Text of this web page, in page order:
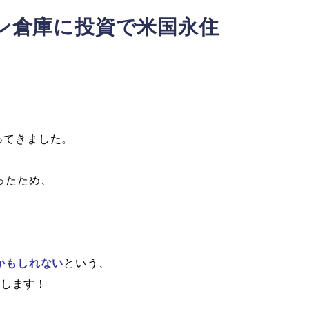
倉庫に投資で米国永住
きました。
ため、
もしれないという、
ます！